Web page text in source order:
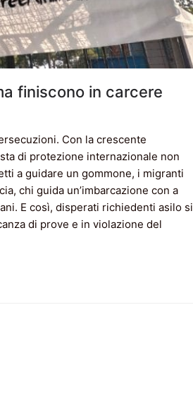
finiscono in carcere
Con la crescente
di protezione internazionale non
a guidare un gommone, i migranti
chi guida un’imbarcazione con a
E così, disperati richiedenti asilo si
di prove e in violazione del